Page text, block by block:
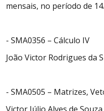
mensais, no período de
- SMA0356 – Cálculo IV
João Victor Rodrigues da
- SMA0505 – Matrizes,